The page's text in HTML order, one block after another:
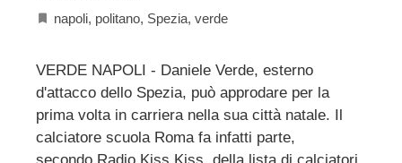
napoli, politano, Spezia, verde
VERDE NAPOLI - Daniele Verde, esterno
d'attacco dello Spezia, può approdare per la
prima volta in carriera nella sua città natale. Il
calciatore scuola Roma fa infatti parte,